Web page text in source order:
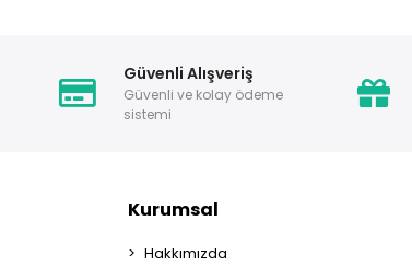
Güvenli Alışveriş
Güvenli ve kolay ödeme
sistemi
Kurumsal
Hakkımızda